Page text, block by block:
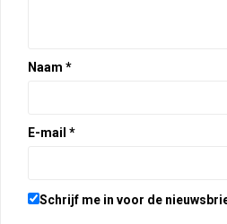
Naam *
E-mail *
Schrijf me in voor de